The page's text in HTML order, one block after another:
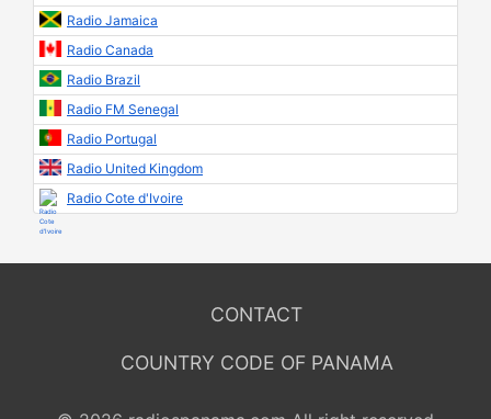
Radio Jamaica
Radio Canada
Radio Brazil
Radio FM Senegal
Radio Portugal
Radio United Kingdom
Radio Cote d'Ivoire
CONTACT
COUNTRY CODE OF PANAMA